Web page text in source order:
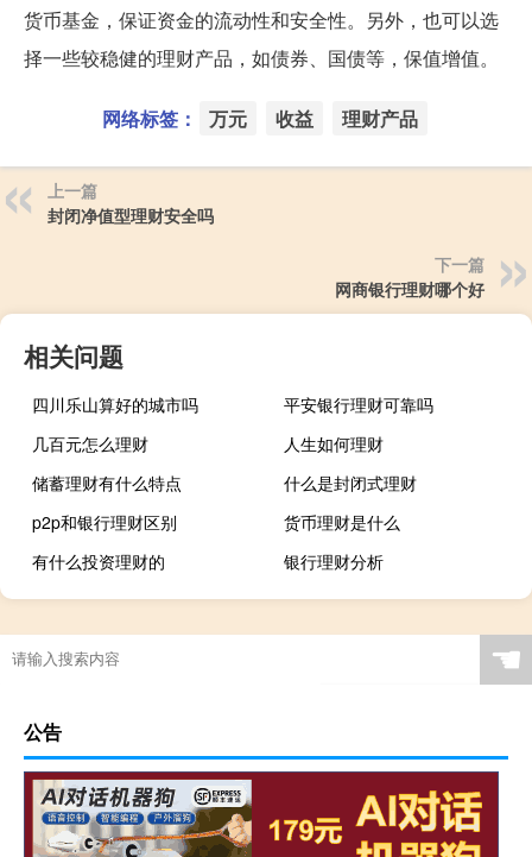
货币基金，保证资金的流动性和安全性。另外，也可以选
择一些较稳健的理财产品，如债券、国债等，保值增值。
网络标签： 万元 收益 理财产品
上一篇
封闭净值型理财安全吗
下一篇
网商银行理财哪个好
相关问题
四川乐山算好的城市吗
平安银行理财可靠吗
几百元怎么理财
人生如何理财
储蓄理财有什么特点
什么是封闭式理财
p2p和银行理财区别
货币理财是什么
有什么投资理财的
银行理财分析
☚
公告